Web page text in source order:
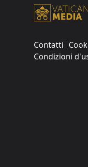
Contatti
Condizioni